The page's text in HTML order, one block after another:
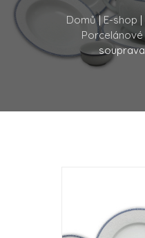
Domů|E-shop |
souprava